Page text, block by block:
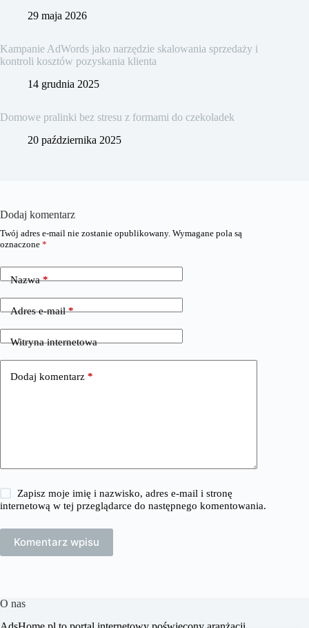
29 maja 2026
Kampanie AdWords jako narzędzie skalowania sprzedaży i
kontroli kosztów pozyskania klienta
14 grudnia 2025
Domowe pralinki bez stresu z formami do czekoladek
20 października 2025
Dodaj komentarz
Twój adres e-mail nie zostanie opublikowany. Wymagane pola są
oznaczone *
Nazwa*
Adres e-mail*
Witryna internetowa
Dodaj komentarz *
Zapisz moje imię i nazwisko, adres e-mail i stronę
internetową w tej przeglądarce do następnego komentowania.
Komentarz wpisu
O nas